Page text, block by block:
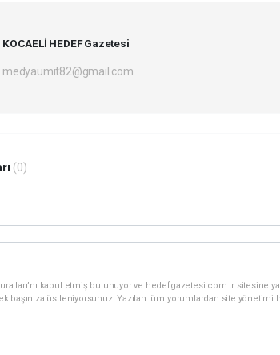
KOCAELİ HEDEF Gazetesi
medyaumit82@gmail.com
(0)
kabul etmiş bulunuyor ve hedefgazetesi.com.tr sitesine
başınıza üstleniyorsunuz. Yazılan tüm yorumlardan site